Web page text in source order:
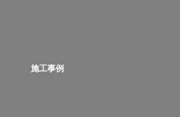
施工事例